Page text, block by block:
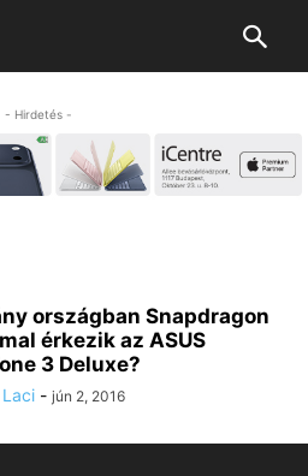
- Hirdetés -
országban Snapdragon
érkezik az ASUS
3 Deluxe?
- jún 2, 2016